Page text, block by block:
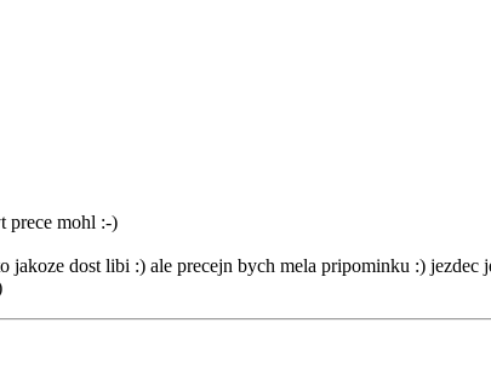
prece mohl :-)
dost libi :) ale precejn bych mela pripominku :)